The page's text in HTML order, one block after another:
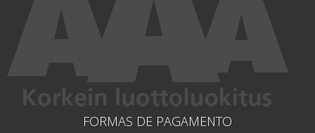
FORMAS DE PAGAMENTO